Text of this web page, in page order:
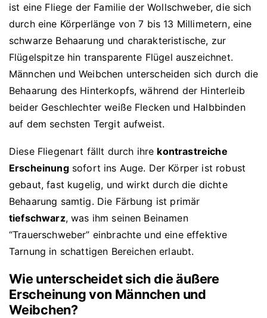
ist eine Fliege der Familie der Wollschweber, die sich
durch eine Körperlänge von 7 bis 13 Millimetern, eine
schwarze Behaarung und charakteristische, zur
Flügelspitze hin transparente Flügel auszeichnet.
Männchen und Weibchen unterscheiden sich durch die
Behaarung des Hinterkopfs, während der Hinterleib
beider Geschlechter weiße Flecken und Halbbinden
auf dem sechsten Tergit aufweist.
Diese Fliegenart fällt durch ihre kontrastreiche
Erscheinungsofort ins Auge. Der Körper ist robust
gebaut, fast kugelig, und wirkt durch die dichte
Behaarung samtig. Die Färbung ist primär
tiefschwarz, was ihm seinen Beinamen
“Trauerschweber” einbrachte und eine effektive
Tarnung in schattigen Bereichen erlaubt.
Wie unterscheidet sich die äußere
Erscheinung von Männchen und
Weibchen?